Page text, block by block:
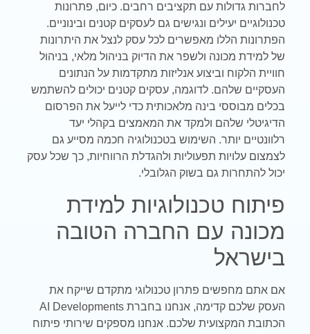
לחברות גדולות עם תקציבים רחבים. כיום, פתרונות
טכנולוגיים יעילים ונגישים גם לעסקים קטנים ובינוניים.
הפתרונות הללו מאפשרים לכל עסק לנצל את היתרונות
של למידת מכונה ולשפר את הדיוק בניהול מלאי, בניהול
חוויית הלקוח וביצוע אנליזות מתקדמות על הנתונים
העסקיים שלהם. לדוגמה, עסקים קטנים יכולים להשתמש
בכלים מבוססי בינה מלאכותית כדי לייעל את הפרסום
הדיגיטלי שלהם ולמקד את המאמצים בקהלי יעד
רלוונטיים יותר. השימוש בטכנולוגיה חכמה מסייע גם
לצמצום עלויות תפעוליות ולהגדלת הרווחיות, כך שכל עסק
יכול להתחרות גם בשוק הגלובלי.
פיתוח טכנולוגיות למידת
מכונה עם החברה הטובה
בישראל
אם אתם מחפשים פתרון טכנולוגי מתקדם שייקח את
העסק שלכם קדימה, אנחנו בחברת AI Developments
הכתובת המקצועית שלכם. אנחנו מספקים שירותי פיתוח